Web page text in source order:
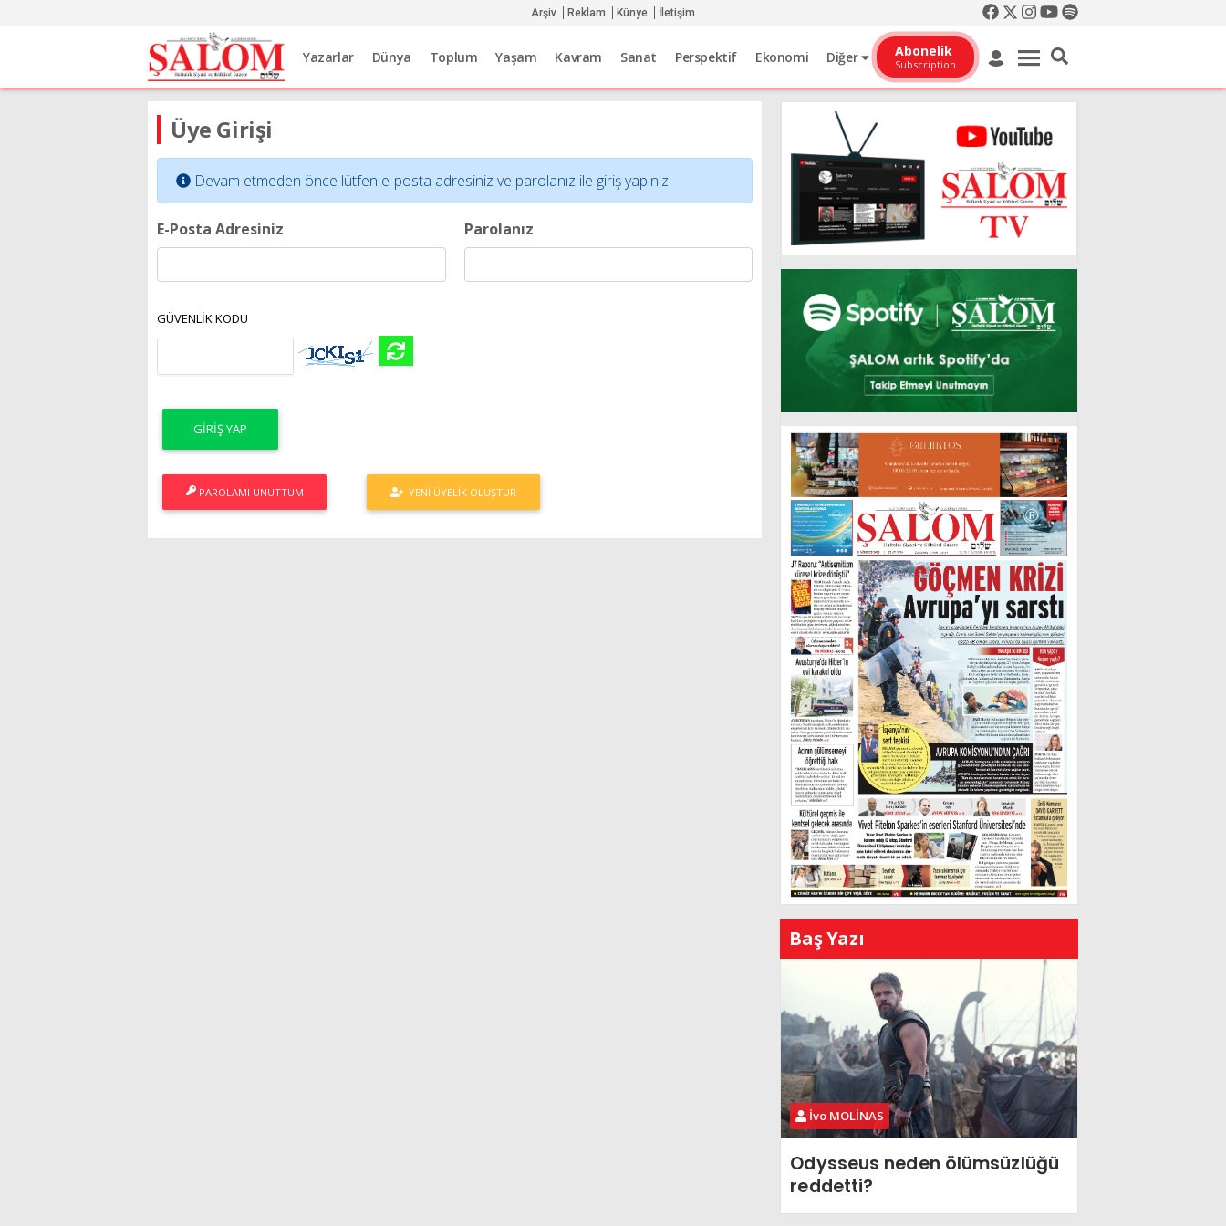
Arşiv Reklam Künye İletişim
Yazarlar Dünya Toplum Yaşam Kavram Sanat Perspektif Ekonomi Diğer Abonelik
Subscription
Üye Girişi
Devam etmeden önce lütfen e-posta adresiniz ve parolanız ile giriş yapınız.
E-Posta Adresiniz Parolanız
GÜVENLİK KODU
PAROLAMI UNUTTUM YENI ÜYELIK OLUŞTUR
Baş Yazı
İvo MOLİNAS
Odysseus neden ölümsüzlüğü
reddetti?